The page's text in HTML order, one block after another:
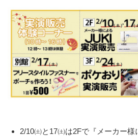
2/10㈯と17㈯は2Fで『メーカー